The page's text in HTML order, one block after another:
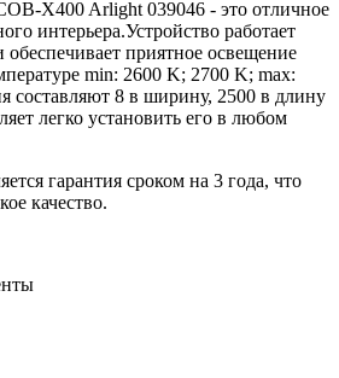
X400 Arlight 039046 - это отличное
интерьера.Устройство работает
приятное освещение
min: 2600 K; 2700 K; max:
составляют 8 в ширину, 2500 в длину
легко установить его в любом
гарантия сроком на 3 года, что
качество.